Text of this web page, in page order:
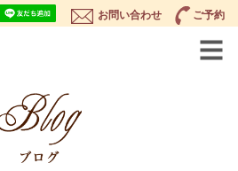
お問い合わせ ご予約